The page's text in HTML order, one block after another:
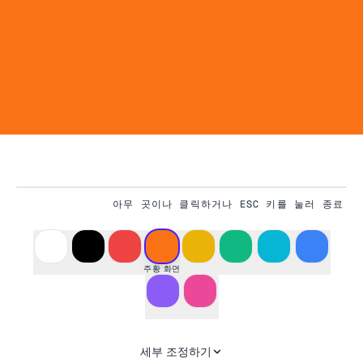
아무 곳이나 클릭하거나 ESC 키를 눌러 종료
주황 화면
세부 조정하기